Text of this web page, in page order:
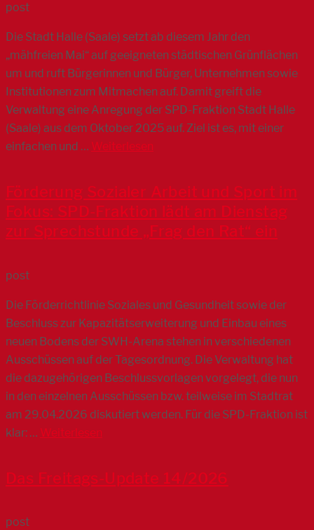
post
Die Stadt Halle (Saale) setzt ab diesem Jahr den
„mähfreien Mai“ auf geeigneten städtischen Grünflächen
um und ruft Bürgerinnen und Bürger, Unternehmen sowie
Institutionen zum Mitmachen auf. Damit greift die
Verwaltung eine Anregung der SPD-Fraktion Stadt Halle
(Saale) aus dem Oktober 2025 auf. Ziel ist es, mit einer
einfachen und … Weiterlesen
Förderung Sozialer Arbeit und Sport im
Fokus: SPD-Fraktion lädt am Dienstag
zur Sprechstunde „Frag den Rat“ ein
post
Die Förderrichtlinie Soziales und Gesundheit sowie der
Beschluss zur Kapazitätserweiterung und Einbau eines
neuen Bodens der SWH-Arena stehen in verschiedenen
Ausschüssen auf der Tagesordnung. Die Verwaltung hat
die dazugehörigen Beschlussvorlagen vorgelegt, die nun
in den einzelnen Ausschüssen bzw. teilweise im Stadtrat
am 29.04.2026 diskutiert werden. Für die SPD-Fraktion ist
klar: … Weiterlesen
Das Freitags-Update 14/2026
post